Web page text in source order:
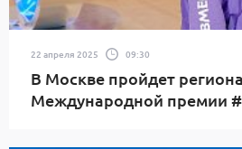
22 апреля 2025 09:30
В Москве пройдет
Международной премии